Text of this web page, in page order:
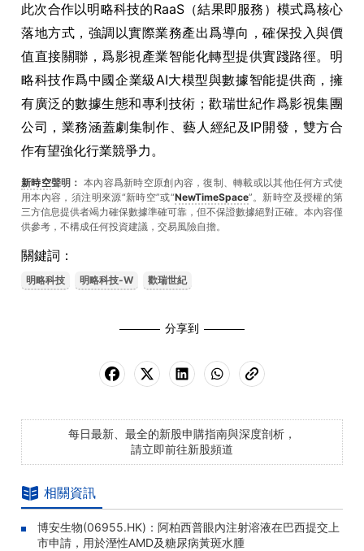
此次合作以明略科技的RaaS（結果即服務）模式爲核心
落地方式，強調以實際業務產出爲導向，確保投入與價
值直接關聯，爲影視產業智能化轉型提供實踐路徑。明
略科技作爲中國企業級AI大模型與數據智能提供商，擁
有廣泛的數據生態和專利技術；歡瑞世紀作爲影視集團
公司，業務涵蓋劇集制作、藝人經紀及IP開發，雙方合
作有望強化行業競爭力。
新時空聲明： 本內容爲新時空原創內容，復制、轉載或以其他任何方式使
用本內容，須注明來源“新時空”或“NewTimeSpace”。新時空及授權的第
三方信息提供者竭力確保數據準確可靠，但不保證數據絕對正確。本內容僅
供參考，不構成任何投資建議，交易風險自擔。
關鍵詞：
明略科技 明略科技-W 歡瑞世紀
分享到
每日最新、最全的新股申購指南與深度剖析，
請立即前往新股頻道
相關資訊
博安生物(06955.HK)：阿柏西普眼內注射溶液在巴西提交上
市申請，用於溼性AMD及糖尿病黃斑水腫